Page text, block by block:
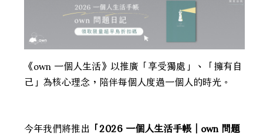
《own 一個人生活》以推廣「享受獨處」、「擁有自
己」為核心理念，陪伴每個人度過一個人的時光。
今年我們將推出
「2026 一個人生活手帳｜own 問題